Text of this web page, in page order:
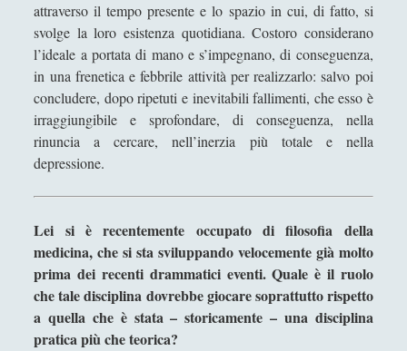
attraverso il tempo presente e lo spazio in cui, di fatto, si
svolge la loro esistenza quotidiana. Costoro considerano
l’ideale a portata di mano e s’impegnano, di conseguenza,
in una frenetica e febbrile attività per realizzarlo: salvo poi
concludere, dopo ripetuti e inevitabili fallimenti, che esso è
irraggiungibile e sprofondare, di conseguenza, nella
rinuncia a cercare, nell’inerzia più totale e nella
depressione.
Lei si è recentemente occupato di filosofia della
medicina, che si sta sviluppando velocemente già molto
prima dei recenti drammatici eventi. Quale è il ruolo
che tale disciplina dovrebbe giocare soprattutto rispetto
a quella che è stata – storicamente – una disciplina
pratica più che teorica?